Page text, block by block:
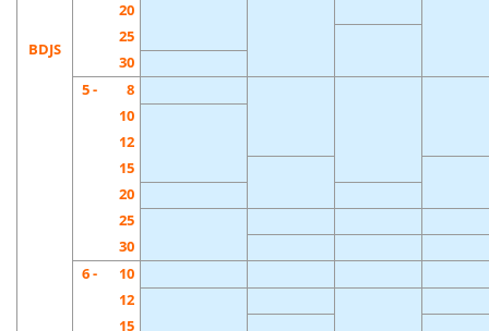
BDJS
20
25
30
5 -
8
10
12
15
20
25
30
6 -
10
12
15